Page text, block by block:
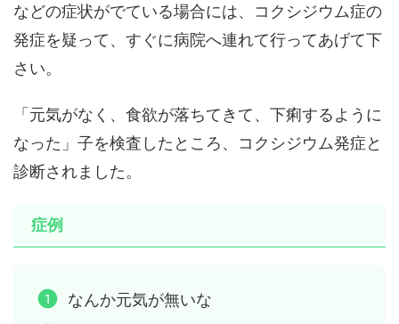
などの症状がでている場合には、コクシジウム症の
発症を疑って、すぐに病院へ連れて行ってあげて下
さい。
「元気がなく、食欲が落ちてきて、下痢するように
なった」子を検査したところ、コクシジウム発症と
診断されました。
症例
なんか元気が無いな